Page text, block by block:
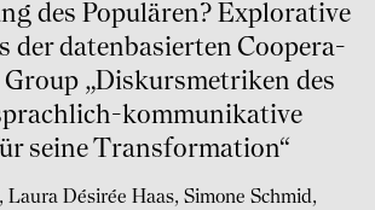
des Popu­lä­ren? Explo­ra­tive
der daten­ba­sier­ten Coope­ra­
Group „Dis­kurs­me­tri­ken des
kommu­ni­ka­tive
seine Trans­for­ma­tion“
Laura Désirée Haas Simone Schmid